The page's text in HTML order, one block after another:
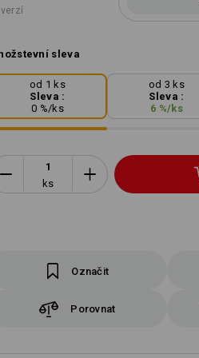
sleva
od 1 ks
Sleva :
0 %/ks
od 3 ks
Sleva :
6 %/ ks
ks
Označit
Porovnat